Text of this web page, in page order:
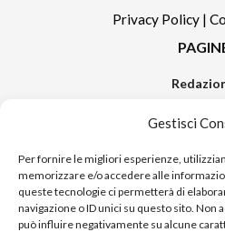
Gestisci
Per fornire le migliori esperienze,
memorizzare e/o accedere alle
queste tecnologie ci permetterà di
navigazione o ID unici su questo sito.
può influire negativamente su alcune
Privacy Policy |
Notizie in